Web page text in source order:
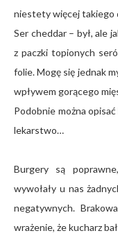
niestety więcej takiego
Ser cheddar – był, ale
z paczki topionych
folie. Mogę się jednak
wpływem gorącego
Podobnie można opisać
lekarstwo…
Burgery są
wywołały u nas
negatywnych.
wrażenie, że kucharz